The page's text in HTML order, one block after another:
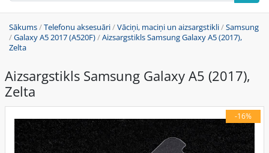
Sākums/Telefonu aksesuāri/Vāciņi, maciņi un aizsargstikli/Samsung
/Galaxy A5 2017 (A520F)/Aizsargstikls Samsung Galaxy A5 (2017),
Zelta
Aizsargstikls Samsung Galaxy A5 (2017),
Zelta
-16%